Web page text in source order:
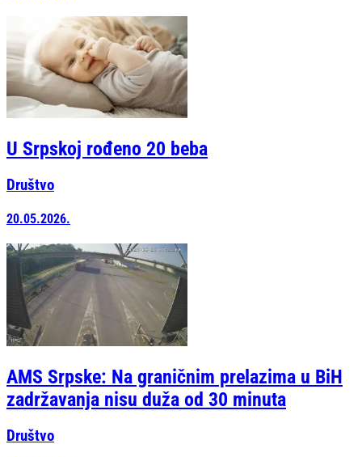
U Srpskoj rođeno 20 beba
Društvo
20.05.2026.
AMS Srpske: Na graničnim prelazima u BiH
zadržavanja nisu duža od 30 minuta
Društvo